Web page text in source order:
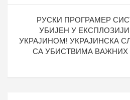
РУСКИ ПРОГРАМЕР
УБИЈЕН У
УКРАЈИНОМ! УКРАЈИНСКА
СА УБИСТВИМА ВАЖНИХ